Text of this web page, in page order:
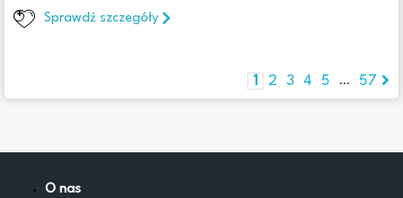
Sprawdź szczegóły
1 2 3 4 5 ... 57
O nas